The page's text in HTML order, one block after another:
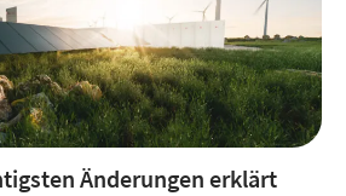
Änderungen erklärt